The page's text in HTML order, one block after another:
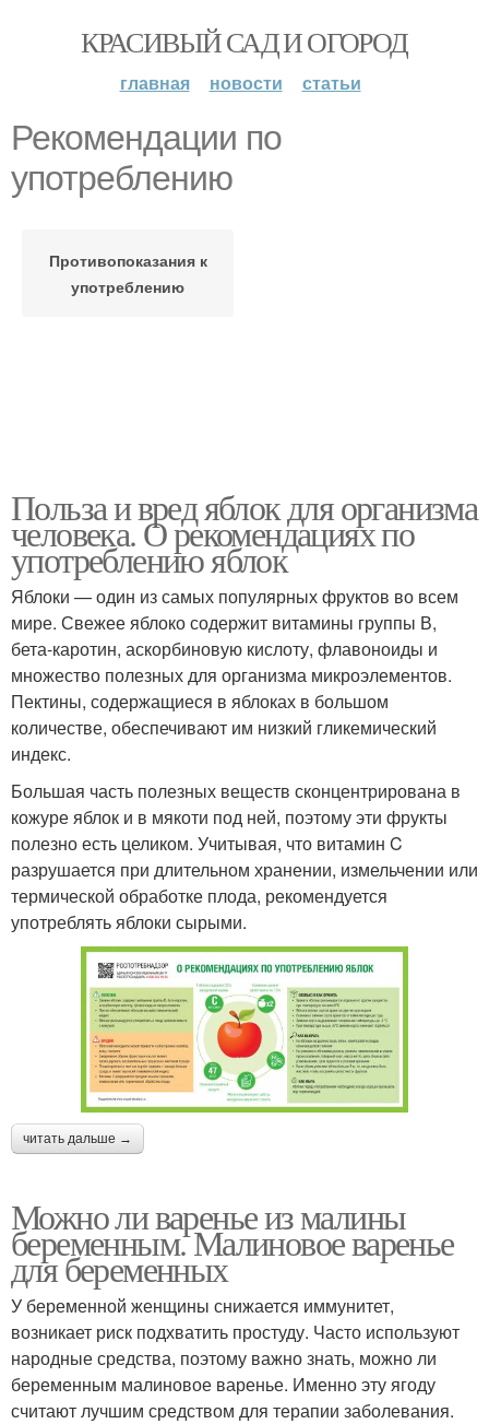
КРАСИВЫЙ САД И ОГОРОД
главная новости статьи
Рекомендации по
употреблению
Противопоказания к
употреблению
Польза и вред яблок для организма
человека. О рекомендациях по
употреблению яблок
Яблоки — один из самых популярных фруктов во всем
мире. Свежее яблоко содержит витамины группы В,
бета-каротин, аскорбиновую кислоту, флавоноиды и
множество полезных для организма микроэлементов.
Пектины, содержащиеся в яблоках в большом
количестве, обеспечивают им низкий гликемический
индекс.
Большая часть полезных веществ сконцентрирована в
кожуре яблок и в мякоти под ней, поэтому эти фрукты
полезно есть целиком. Учитывая, что витамин C
разрушается при длительном хранении, измельчении или
термической обработке плода, рекомендуется
употреблять яблоки сырыми.
читать дальше →
Можно ли варенье из малины
беременным. Малиновое варенье
для беременных
У беременной женщины снижается иммунитет,
возникает риск подхватить простуду. Часто используют
народные средства, поэтому важно знать, можно ли
беременным малиновое варенье. Именно эту ягоду
считают лучшим средством для терапии заболевания.